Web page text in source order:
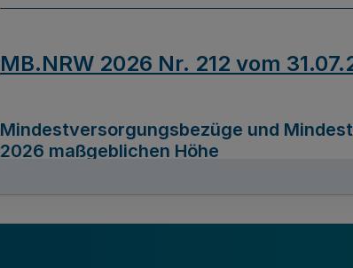
MB.NRW 2026 Nr. 212 vom
Mindestversorgungsbezüge und
2026 maßgeblichen Höhe